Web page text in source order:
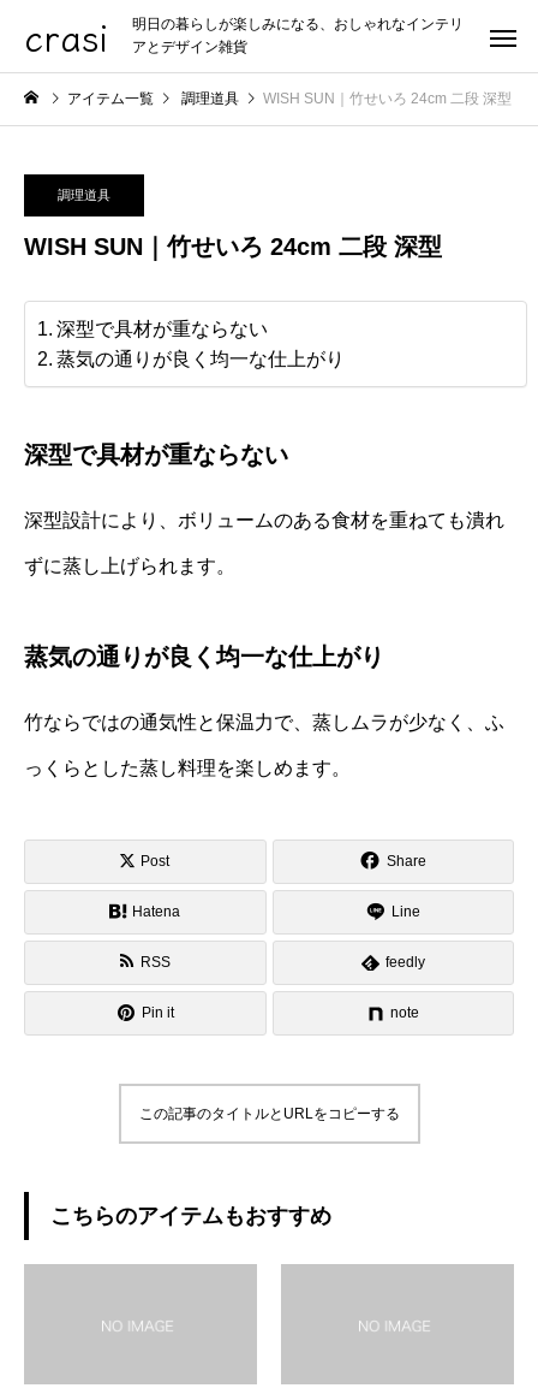
crasi
明日の暮らしが楽しみになる、おしゃれなインテリ
アとデザイン雑貨
アイテム一覧 調理道具 WISH SUN｜竹せいろ 24cm 二段 深型
調理道具
WISH SUN｜竹せいろ 24cm 二段 深型
深型で具材が重ならない
蒸気の通りが良く均一な仕上がり
深型で具材が重ならない
深型設計により、ボリュームのある食材を重ねても潰れ
ずに蒸し上げられます。
蒸気の通りが良く均一な仕上がり
竹ならではの通気性と保温力で、蒸しムラが少なく、ふ
っくらとした蒸し料理を楽しめます。
Post Share
Hatena Line
RSS feedly
Pin it note
この記事のタイトルとURLをコピーする
こちらのアイテムもおすすめ